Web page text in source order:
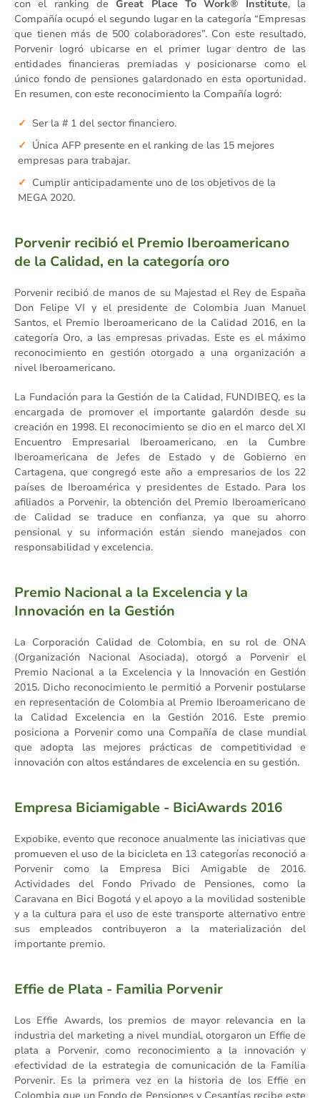
con el ranking de Great Place To Work® Institute, la
Compañía ocupó el segundo lugar en la categoría “Empresas
que tienen más de 500 colaboradores”. Con este resultado,
Porvenir logró ubicarse en el primer lugar dentro de las
entidades financieras premiadas y posicionarse como el
único fondo de pensiones galardonado en esta oportunidad.
En resumen, con este reconocimiento la Compañía logró:
Ser la # 1 del sector financiero.
Única AFP presente en el ranking de las 15 mejores
empresas para trabajar.
Cumplir anticipadamente uno de los objetivos de la
MEGA 2020.
Porvenir recibió el Premio Iberoamericano
de la Calidad, en la categoría oro
Porvenir recibió de manos de su Majestad el Rey de España
Don Felipe VI y el presidente de Colombia Juan Manuel
Santos, el Premio Iberoamericano de la Calidad 2016, en la
categoría Oro, a las empresas privadas. Este es el máximo
reconocimiento en gestión otorgado a una organización a
nivel Iberoamericano.
La Fundación para la Gestión de la Calidad, FUNDIBEQ, es la
encargada de promover el importante galardón desde su
creación en 1998. El reconocimiento se dio en el marco del XI
Encuentro Empresarial Iberoamericano, en la Cumbre
Iberoamericana de Jefes de Estado y de Gobierno en
Cartagena, que congregó este año a empresarios de los 22
países de Iberoamérica y presidentes de Estado. Para los
afiliados a Porvenir, la obtención del Premio Iberoamericano
de Calidad se traduce en confianza, ya que su ahorro
pensional y su información están siendo manejados con
responsabilidad y excelencia.
Premio Nacional a la Excelencia y la
Innovación en la Gestión
La Corporación Calidad de Colombia, en su rol de ONA
(Organización Nacional Asociada), otorgó a Porvenir el
Premio Nacional a la Excelencia y la Innovación en Gestión
2015. Dicho reconocimiento le permitió a Porvenir postularse
en representación de Colombia al Premio Iberoamericano de
la Calidad Excelencia en la Gestión 2016. Este premio
posiciona a Porvenir como una Compañía de clase mundial
que adopta las mejores prácticas de competitividad e
innovación con altos estándares de excelencia en su gestión.
Empresa Biciamigable - BiciAwards 2016
Expobike, evento que reconoce anualmente las iniciativas que
promueven el uso de la bicicleta en 13 categorías reconoció a
Porvenir como la Empresa Bici Amigable de 2016.
Actividades del Fondo Privado de Pensiones, como la
Caravana en Bici Bogotá y el apoyo a la movilidad sostenible
y a la cultura para el uso de este transporte alternativo entre
sus empleados contribuyeron a la materialización del
importante premio.
Effie de Plata - Familia Porvenir
Los Effie Awards, los premios de mayor relevancia en la
industria del marketing a nivel mundial, otorgaron un Effie de
plata a Porvenir, como reconocimiento a la innovación y
efectividad de la estrategia de comunicación de la Familia
Porvenir. Es la primera vez en la historia de los Effie en